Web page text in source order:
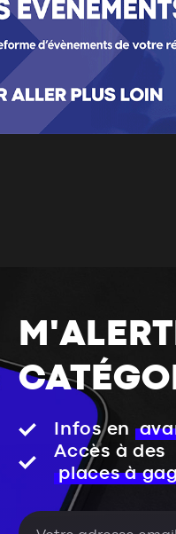
Infos en
Accès à des
places à